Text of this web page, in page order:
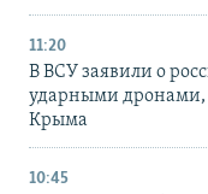
11:20
В ВСУ заявили о
ударными дронами,
Крыма
10:45